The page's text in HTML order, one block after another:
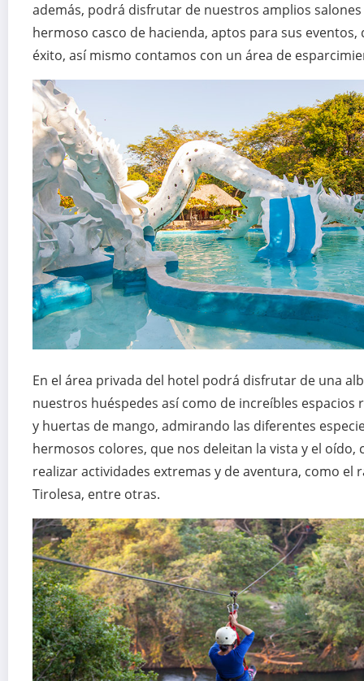
además, podrá disfrutar de nuestros amplios
hermoso casco de hacienda, aptos para sus
éxito, así mismo contamos con un área de
En el área privada del hotel podrá disfrutar de una
nuestros huéspedes así como de increíbles espacios
y huertas de mango, admirando las diferentes
hermosos colores, que nos deleitan la vista y el
realizar actividades extremas y de aventura, como el
Tirolesa, entre otras.